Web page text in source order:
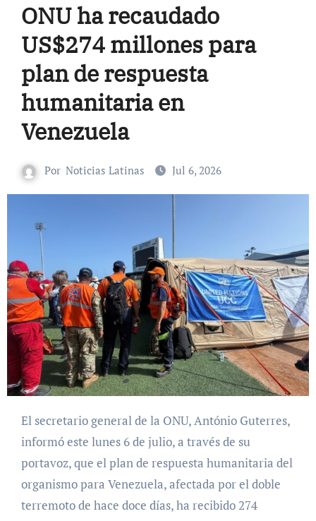
ONU ha recaudado
US$274 millones para
plan de respuesta
humanitaria en
Venezuela
Por Noticias Latinas Jul 6, 2026
El secretario general de la ONU, António Guterres,
informó este lunes 6 de julio, a través de su
portavoz, que el plan de respuesta humanitaria del
organismo para Venezuela, afectada por el doble
terremoto de hace doce días, ha recibido 274